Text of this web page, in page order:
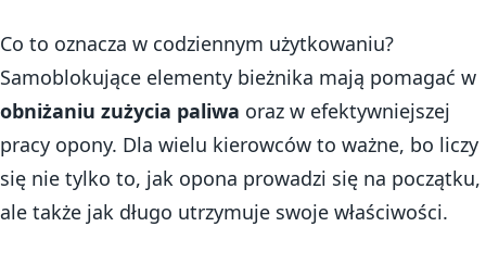
Co to oznacza w codziennym użytkowaniu?
Samoblokujące elementy bieżnika mają pomagać w
obniżaniu zużycia paliwa oraz w efektywniejszej
pracy opony. Dla wielu kierowców to ważne, bo liczy
się nie tylko to, jak opona prowadzi się na początku,
ale także jak długo utrzymuje swoje właściwości.